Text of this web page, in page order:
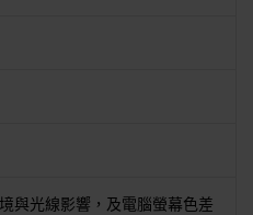
與光線影響，及電腦螢幕色差